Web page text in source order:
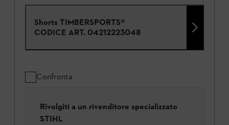
Shorts TIMBERSPORTS®
CODICE ART. 04212223048
Confronta
Rivolgiti a un rivenditore specializzato
STIHL